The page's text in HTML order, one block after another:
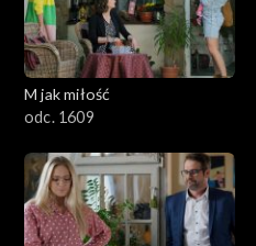
M jak miłość
odc. 1609